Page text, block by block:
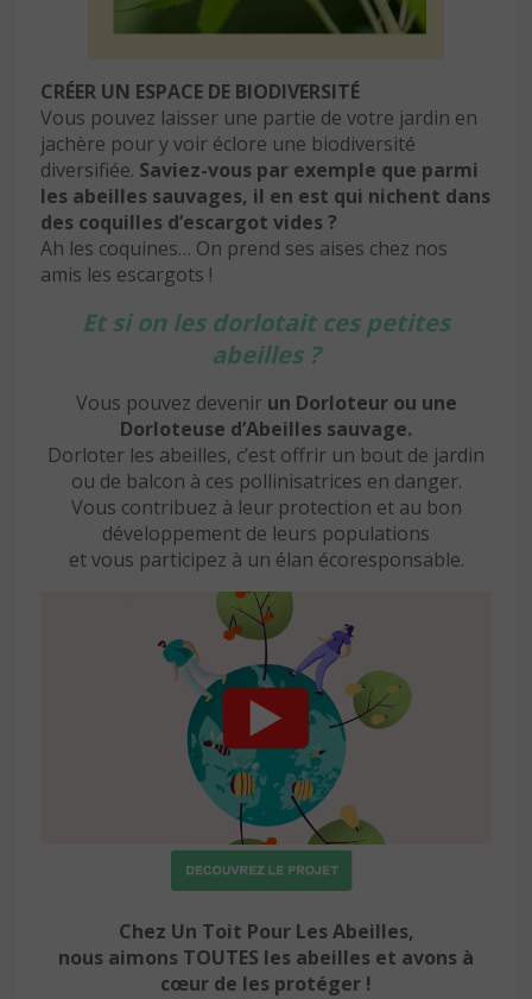
CRÉER UN ESPACE DE BIODIVERSITÉ
Vous pouvez laisser une partie de votre jardin en
jachère pour y voir éclore une biodiversité
diversifiée. Saviez-vous par exemple que parmi
les abeilles sauvages, il en est qui nichent dans
des coquilles d’escargot vides ?
Ah les coquines… On prend ses aises chez nos
amis les escargots !
Et si on les dorlotait ces petites
abeilles ?
Vous pouvez devenir un Dorloteur ou une
Dorloteuse d’Abeilles sauvage.
Dorloter les abeilles, c’est offrir un bout de jardin
ou de balcon à ces pollinisatrices en danger.
Vous contribuez à leur protection et au bon
développement de leurs populations
et vous participez à un élan écoresponsable.
Chez Un Toit Pour Les Abeilles,
nous aimons TOUTES les abeilles et avons à
cœur de les protéger !